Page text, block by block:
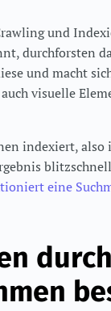
und
durchforsten
und macht
visuelle
indexiert, also
eine